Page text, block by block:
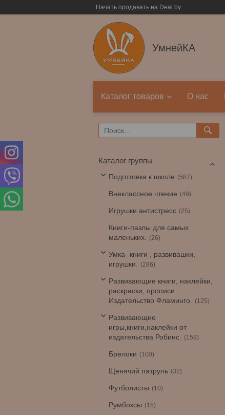
Начать продавать на Deal.by
УмнейКА
Каталог товаров О нас
Каталог группы
Подготовка к школе 587
Внеклассное чтение 49
Игрушки антистресс 25
Книги-пазлы для самых
маленьких.
26
Умка- книги , развивашки,
игрушки.
286
Развивающие книги, наклейки,
раскраски, прописи.
Издательство Фламинго.
125
Развивающие
игры,книги,наклейки от
издательства Робинс.
159
Брелоки 100
Щенячий патруль 32
Футболисты 10
Румбоксы 15